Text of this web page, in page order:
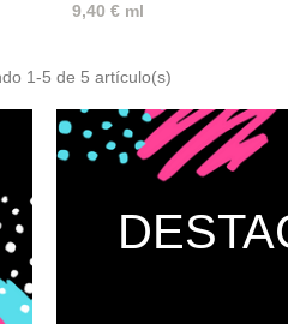
9,40 € ml
1-5 de 5 artículo(s)